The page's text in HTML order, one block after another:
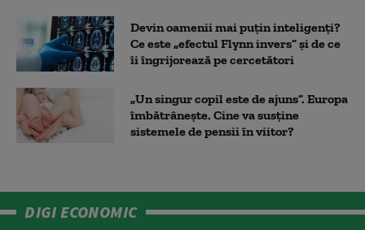
Devin oamenii mai puțin inteligenți?
Ce este „efectul Flynn invers” și de ce
îi îngrijorează pe cercetători
„Un singur copil este de ajuns”. Europa
îmbătrânește. Cine va susține
sistemele de pensii în viitor?
DIGI ECONOMIC